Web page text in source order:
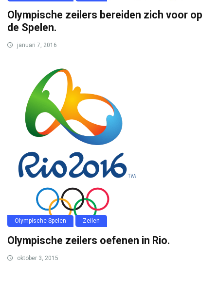
Olympische zeilers bereiden zich voor op
de Spelen.
januari 7, 2016
Olympische Spelen Zeilen
Olympische zeilers oefenen in Rio.
oktober 3, 2015